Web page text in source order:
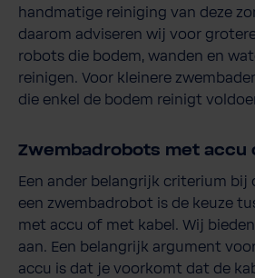
handmatige reiniging van deze
daarom adviseren wij voor
robots die bodem, wanden en
reinigen. Voor kleinere
die enkel de bodem reinigt
Zwembadrobots met accu
Een ander belangrijk criterium bij
een zwembadrobot is de keuze
met accu of met kabel. Wij
aan. Een belangrijk argument
accu is dat je voorkomt dat de